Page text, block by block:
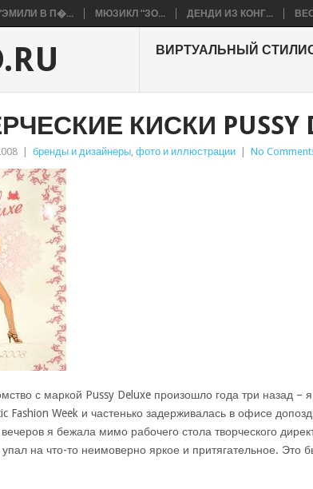
В П�... МЮЗИКЛ “ЗО... ДЕНДИ ИЗ КОНГ...
ВИРТУАЛЬНЫЙ
КИСКИ PUSSY
бренды и дизайнеры, фото и иллюстрации No
с маркой Pussy Deluxe произошло года три назад –
Fashion Week и частенько задерживалась в офисе
я бежала мимо рабочего стола творческого
упал на что-то неимоверно яркое и притягательное. Это